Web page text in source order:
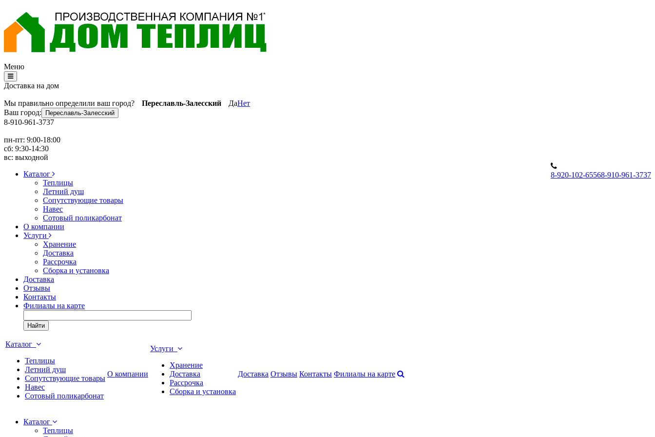
Меню
Доставка на дом
Мы правильно определили ваш город? Переславль-Залесский ДаНет
Ваш город:
Переславль-Залесский
8-910-961-3737
пн-пт: 9:00-18:00
сб: 9:30-14:30
вс: выходной
8-920-102-65568-910-961-3737
Каталог
Теплицы
Летний душ
Сопутствующие товары
Навес
Сотовый поликарбонат
О компании
Услуги
Хранение
Доставка
Рассрочка
Сборка и установка
Доставка
Отзывы
Контакты
Филиалы на карте
Найти
Каталог
Теплицы
Летний душ
Сопутствующие товары
Навес
Сотовый поликарбонат
О компании
Услуги
Хранение
Доставка
Рассрочка
Сборка и установка
Доставка Отзывы Контакты Филиалы на карте
Каталог
Теплицы